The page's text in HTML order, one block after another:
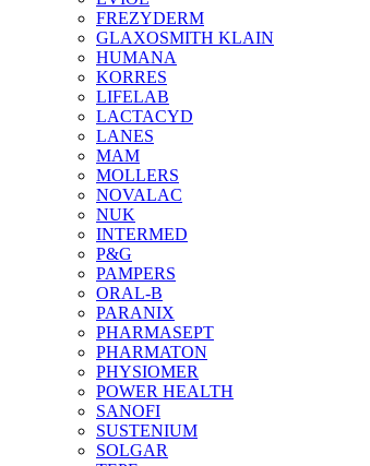
FREZYDERM
GLAXOSMITH KLAIN
HUMANA
KORRES
LIFELAB
LACTACYD
LANES
MAM
MOLLERS
NOVALAC
NUK
INTERMED
P&G
PAMPERS
ORAL-B
PARANIX
PHARMASEPT
PHARMATON
PHYSIOMER
POWER HEALTH
SANOFI
SUSTENIUM
SOLGAR